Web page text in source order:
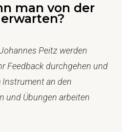
man von der
Peitz werden
Feedback durchgehen und
an den
und Übungen arbeiten